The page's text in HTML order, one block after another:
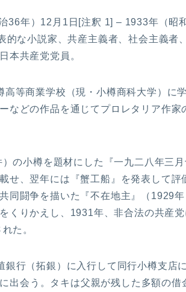
36年）12月1日[注釈 1] – 1933年（昭
的な小説家、共産主義者、社会主義者
本共産党党員。
等商業学校（現・小樽商科大学）に
などの作品を通じてプロレタリア作家
の小樽を題材にした『一九二八年三月
せ、翌年には『蟹工船』を発表して評
同闘争を描いた『不在地主』（1929
くりかえし、1931年、非合法の共産
た。
行（拓銀）に入行して同行小樽支店
出会う。タキは父親が残した多額の借